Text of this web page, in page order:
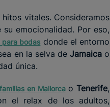
vitales. Consideramos
emocionalidad. Por eso,
para bodas donde el entorno
en la selva de Jamaicao
única.
en Mallorcao Tenerife,
el relax de los adultos,